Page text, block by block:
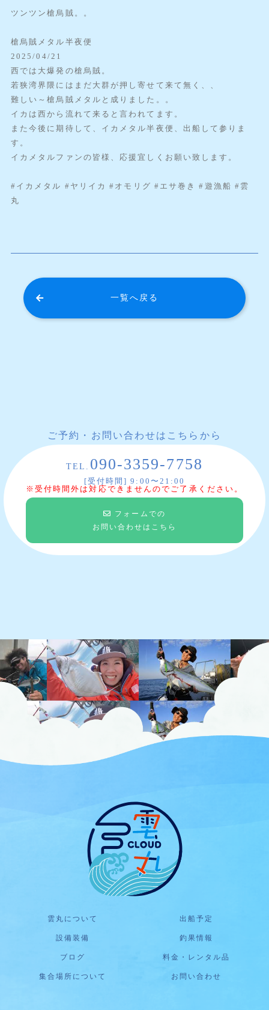
ツンツン槍烏賊。。
槍烏賊メタル半夜便
2025/04/21
西では大爆発の槍烏賊。
若狭湾界隈にはまだ大群が押し寄せて来て無く、、
難しい～槍烏賊メタルと成りました。。
イカは西から流れて来ると言われてます。
また今後に期待して、イカメタル半夜便、出船して参りま
す。
イカメタルファンの皆様、応援宜しくお願い致します。
#イカメタル #ヤリイカ #オモリグ #エサ巻き #遊漁船 #雲
丸
一覧へ戻る
ご予約・お問い合わせはこちらから
TEL. 090-3359-7758
[受付時間] 9:00〜21:00
※受付時間外は対応できませんのでご了承ください。
フォームでの
お問い合わせはこちら
雲丸について 出船予定
設備装備 釣果情報
ブログ 料金・レンタル品
集合場所について お問い合わせ